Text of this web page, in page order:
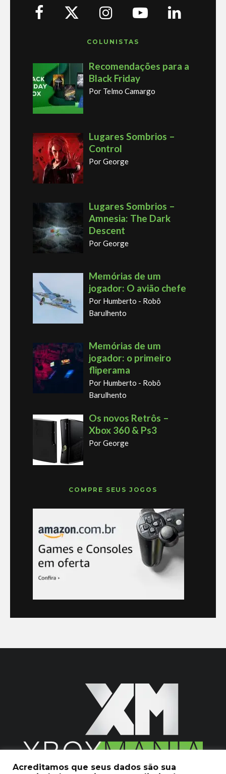
COLUNISTAS
Recomendações para a
Black Friday
Por Telmo Camargo
Lugares Sombrios –
Control
Por George
Lugares Sombrios –
Amnesia: The Dark
Descent
Por George
Memórias de um
jogador: O avião chefe
Por Humberto - Robô
Barulhento
Memórias de um
jogador: o primeiro
fliperama
Por Humberto - Robô
Barulhento
Os novos Retrôs –
Xbox 360 & Ps3
Por George
COMPRE SEUS JOGOS
Acreditamos que seus dados são sua